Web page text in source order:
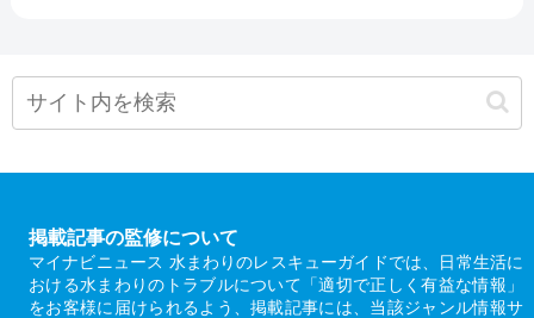
掲載記事の監修について
マイナビニュース 水まわりのレスキューガイドでは、日常生活に
おける水まわりのトラブルについて「適切で正しく有益な情報」
をお客様に届けられるよう、掲載記事には、当該ジャンル情報サ